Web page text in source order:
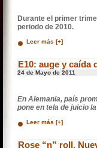
Durante el primer
periodo de 2010.
Leer más [+]
E10: auge y caída
24 de Mayo de 2011
En Alemania, país
pone en tela de juicio
Leer más [+]
Rose “n” roll,